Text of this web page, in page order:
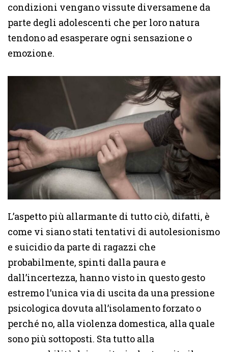
condizioni vengano vissute diversamene da
parte degli adolescenti che per loro natura
tendono ad esasperare ogni sensazione o
emozione.
L’aspetto più allarmante di tutto ciò, difatti, è
come vi siano stati tentativi di autolesionismo
e suicidio da parte di ragazzi che
probabilmente, spinti dalla paura e
dall’incertezza, hanno visto in questo gesto
estremo l’unica via di uscita da una pressione
psicologica dovuta all’isolamento forzato o
perché no, alla violenza domestica, alla quale
sono più sottoposti. Sta tutto alla